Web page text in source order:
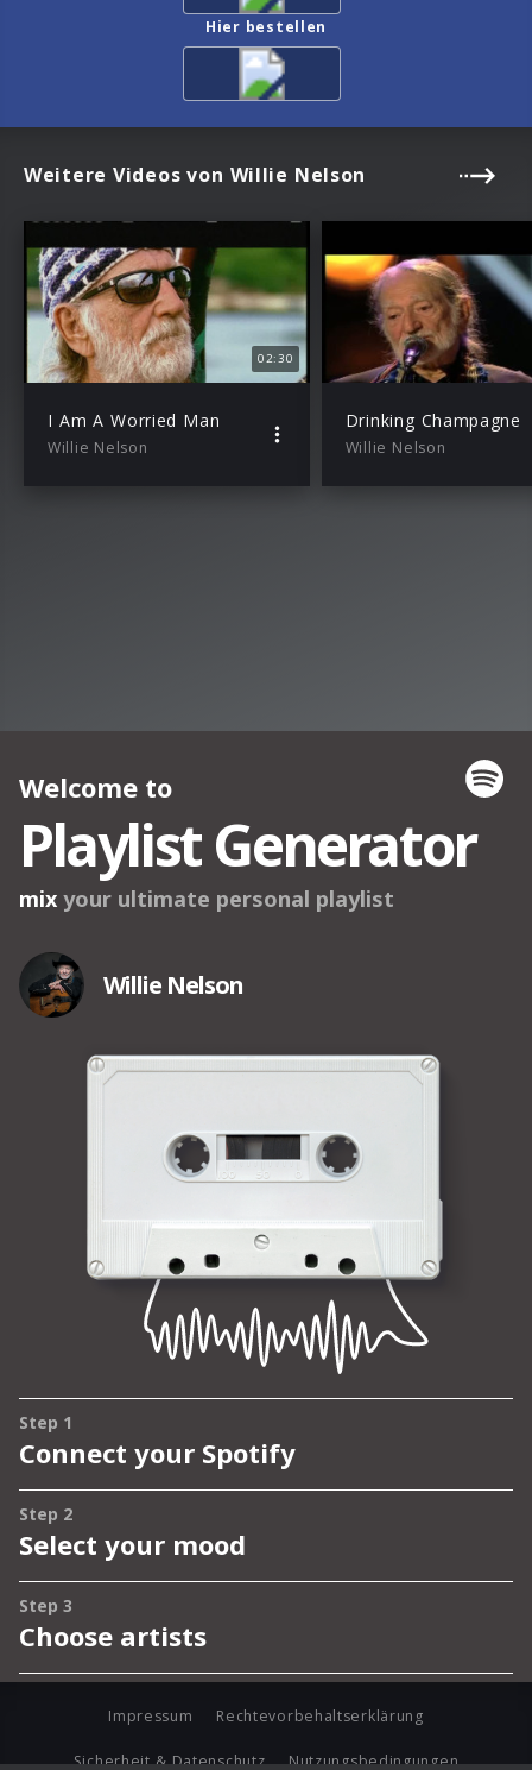
Hier bestellen
Weitere Videos von Willie Nelson
02:30
I Am A Worried Man
Willie Nelson
Drinking Champagne
Willie Nelson
Impressum Rechtevorbehaltserklärung
Sicherheit & Datenschutz Nutzungsbedingungen